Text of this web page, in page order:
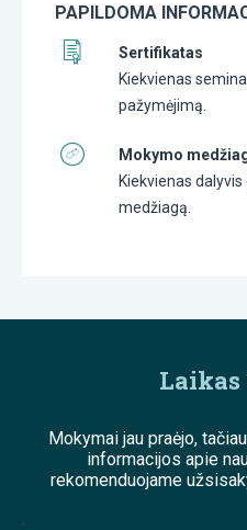
PAPILDOMA
Sertifikatas
Kiekvienas
pažymėjimą.
Mokymo
Kiekvienas
medžiagą.
Mokymai jau praėjo,
informacijos apie
rekomenduojame
;